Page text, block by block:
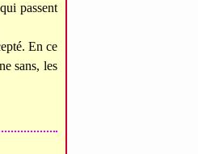
passent
En ce
sans, les